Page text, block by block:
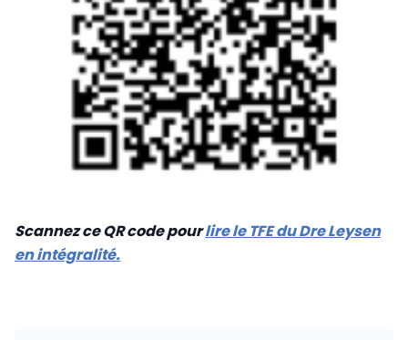
Scannez ce QR code pourlire le TFE du Dre Leysen
en intégralité.